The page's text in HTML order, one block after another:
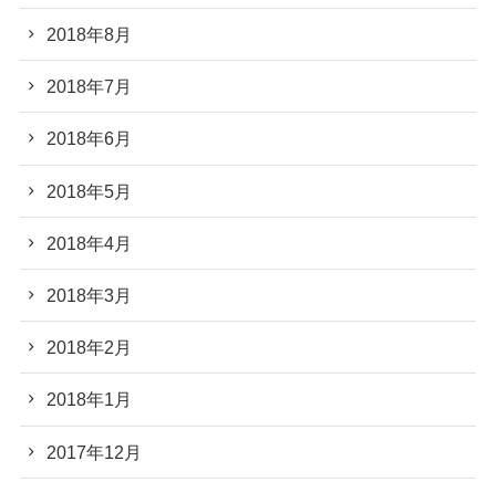
2018年8月
2018年7月
2018年6月
2018年5月
2018年4月
2018年3月
2018年2月
2018年1月
2017年12月